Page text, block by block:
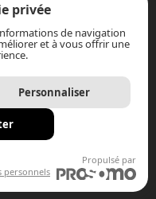
privée
de navigation
et à vous offrir une
Personnaliser
personnels
Propulsé par